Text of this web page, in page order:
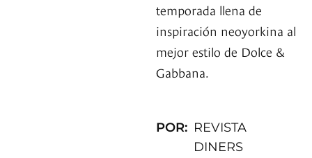
temporada llena de
inspiración neoyorkina al
mejor estilo de Dolce &
Gabbana.
POR: REVISTA
DINERS